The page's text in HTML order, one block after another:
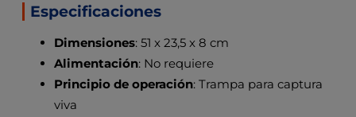
Especificaciones
Dimensiones: 51 x 23,5 x 8 cm
Alimentación: No requiere
Principio de operación: Trampa para captura
viva